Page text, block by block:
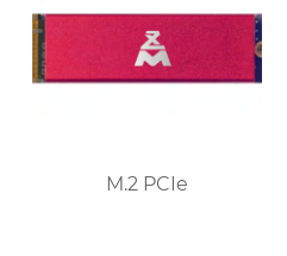
M.2 PCIe